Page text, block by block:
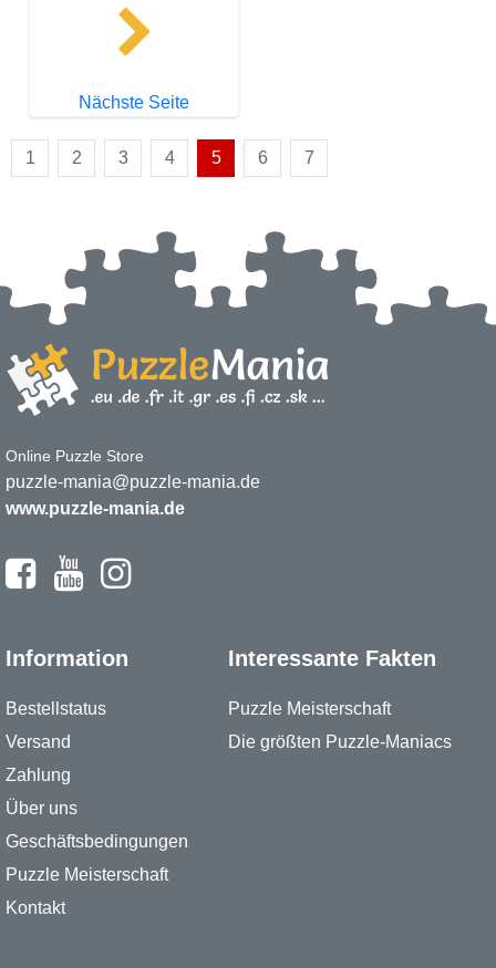
Nächste Seite
1 2 3 4 5 6 7
Online Puzzle Store
puzzle-mania@puzzle-mania.de
www.puzzle-mania.de
Information
Bestellstatus
Versand
Zahlung
Über uns
Geschäftsbedingungen
Puzzle Meisterschaft
Kontakt
Interessante Fakten
Puzzle Meisterschaft
Die größten Puzzle-Maniacs